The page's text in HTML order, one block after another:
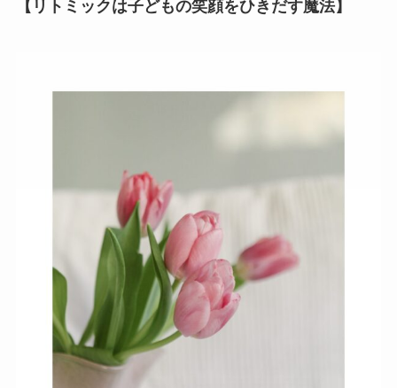
【リトミックは子どもの笑顔をひきだす魔法】